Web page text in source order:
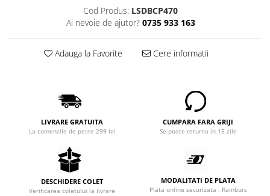
Cod Produs: LSDBCP470
Ai nevoie de ajutor? 0735 933 163
Adauga la Favorite Cere informatii
LIVRARE GRATUITA
La comenzile de peste 299 lei
CUMPARA FARA GRIJI
Se poate returna in 15 zile
DESCHIDERE COLET
Verificarea coletului la livrare
MODALITATI DE PLATA
Plata online securizata , Ramburs